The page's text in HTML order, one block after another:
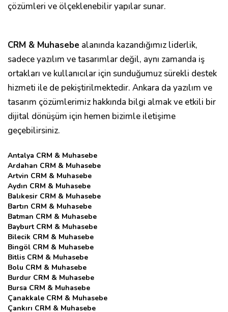
çözümleri ve ölçeklenebilir yapılar sunar.
CRM & Muhasebe alanında kazandığımız liderlik,
sadece yazılım ve tasarımlar değil, aynı zamanda iş
ortakları ve kullanıcılar için sunduğumuz sürekli destek
hizmeti ile de pekiştirilmektedir. Ankara da yazılım ve
tasarım çözümlerimiz hakkında bilgi almak ve etkili bir
dijital dönüşüm için hemen bizimle iletişime
geçebilirsiniz.
Antalya CRM & Muhasebe
Ardahan CRM & Muhasebe
Artvin CRM & Muhasebe
Aydın CRM & Muhasebe
Balıkesir CRM & Muhasebe
Bartın CRM & Muhasebe
Batman CRM & Muhasebe
Bayburt CRM & Muhasebe
Bilecik CRM & Muhasebe
Bingöl CRM & Muhasebe
Bitlis CRM & Muhasebe
Bolu CRM & Muhasebe
Burdur CRM & Muhasebe
Bursa CRM & Muhasebe
Çanakkale CRM & Muhasebe
Çankırı CRM & Muhasebe